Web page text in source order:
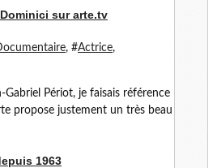
sur arte.tv
, #Actrice,
Périot, je faisais référence
propose justement un très beau
1963